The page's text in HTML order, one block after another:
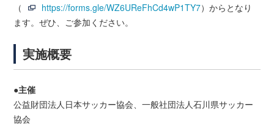
（
https://forms.gle/WZ6UReFhCd4wP1TY7）からとなり
ます。ぜひ、ご参加ください。
実施概要
●主催
公益財団法人日本サッカー協会、一般社団法人石川県サッカー
協会